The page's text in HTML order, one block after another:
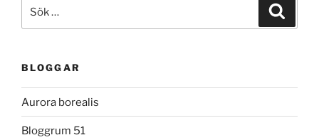
efter:
BLOGGAR
Aurora borealis
Bloggrum 51